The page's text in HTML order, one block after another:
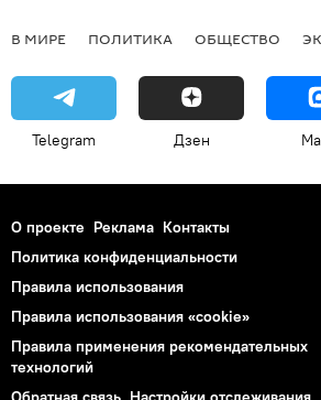
В МИРЕ ПОЛИТИКА ОБЩЕСТВО
Telegram Дзен
О проекте Реклама Контакты
Политика конфиденциальности
Правила использования
Правила использования «cookie»
Правила применения рекомендательных
технологий